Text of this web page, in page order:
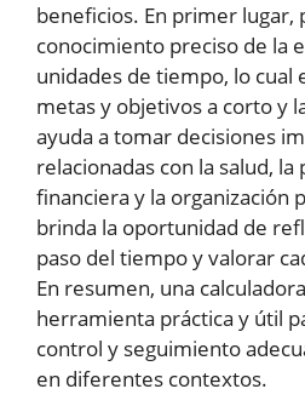
beneficios. En primer
conocimiento preciso de la
unidades de tiempo, lo cual
metas y objetivos a corto y
ayuda a tomar decisiones
relacionadas con la salud, la
financiera y la organización
brinda la oportunidad de
paso del tiempo y valorar
En resumen, una
herramienta práctica y útil
control y seguimiento
en diferentes contextos.